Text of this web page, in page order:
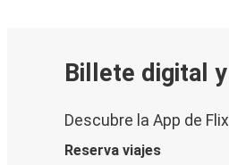
Billete digital
Descubre la App de Flix
Reserva viajes